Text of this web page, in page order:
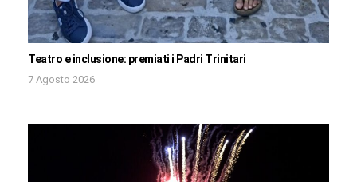
Teatro e inclusione: premiati i Padri Trinitari
7 Agosto 2026